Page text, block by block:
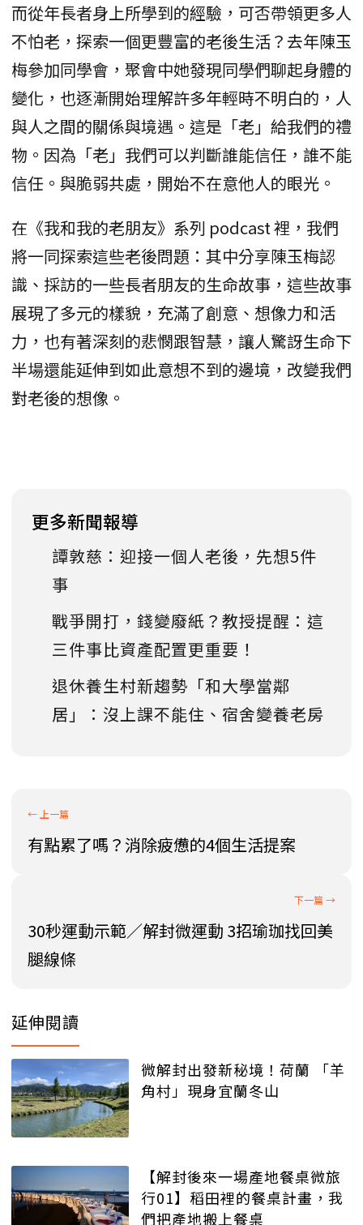
而從年長者身上所學到的經驗，可否帶領更多人
不怕老，探索一個更豐富的老後生活？去年陳玉
梅參加同學會，聚會中她發現同學們聊起身體的
變化，也逐漸開始理解許多年輕時不明白的，人
與人之間的關係與境遇。這是「老」給我們的禮
物。因為「老」我們可以判斷誰能信任，誰不能
信任。與脆弱共處，開始不在意他人的眼光。
在《我和我的老朋友》系列 podcast 裡，我們
將一同探索這些老後問題：其中分享陳玉梅認
識、採訪的一些長者朋友的生命故事，這些故事
展現了多元的樣貌，充滿了創意、想像力和活
力，也有著深刻的悲憫跟智慧，讓人驚訝生命下
半場還能延伸到如此意想不到的邊境，改變我們
對老後的想像。
更多新聞報導
譚敦慈：迎接一個人老後，先想5件
事
戰爭開打，錢變廢紙？教授提醒：這
三件事比資產配置更重要！
退休養生村新趨勢「和大學當鄰
居」：沒上課不能住、宿舍變養老房
有點累了嗎？消除疲憊的4個生活提案
30秒運動示範／解封微運動 3招瑜珈找回美
腿線條
延伸閱讀
微解封出發新秘境！荷蘭 「羊
角村」現身宜蘭冬山
【解封後來一場產地餐桌微旅
行01】稻田裡的餐桌計畫，我
們把產地搬上餐桌